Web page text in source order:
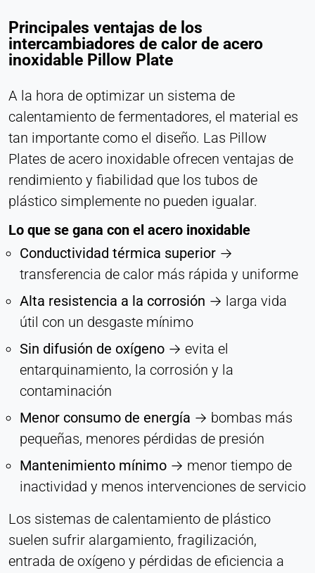
Principales ventajas de los
intercambiadores de calor de acero
inoxidable Pillow Plate
A la hora de optimizar un sistema de
calentamiento de fermentadores, el material es
tan importante como el diseño. Las Pillow
Plates de acero inoxidable ofrecen ventajas de
rendimiento y fiabilidad que los tubos de
plástico simplemente no pueden igualar.
Lo que se gana con el acero inoxidable
Conductividad térmica superior →
transferencia de calor más rápida y uniforme
Alta resistencia a la corrosión → larga vida
útil con un desgaste mínimo
Sin difusión de oxígeno → evita el
entarquinamiento, la corrosión y la
contaminación
Menor consumo de energía → bombas más
pequeñas, menores pérdidas de presión
Mantenimiento mínimo → menor tiempo de
inactividad y menos intervenciones de servicio
Los sistemas de calentamiento de plástico
suelen sufrir alargamiento, fragilización,
entrada de oxígeno y pérdidas de eficiencia a